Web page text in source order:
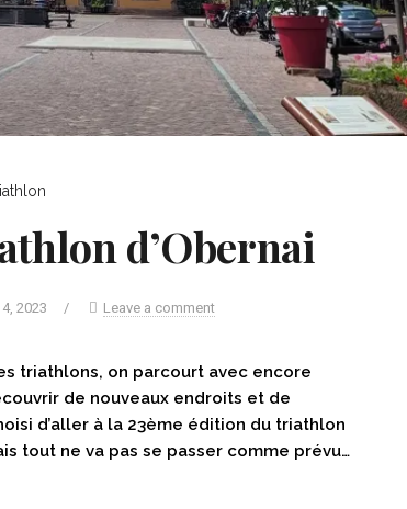
d’Obernai
2023 / Leave a comment
triathlons, on parcourt avec encore
de nouveaux endroits et de
d’aller à la 23ème édition du triathlon
tout ne va pas se passer comme prévu…